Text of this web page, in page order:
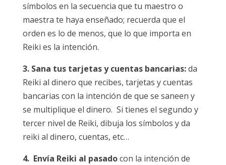
símbolos en la secuencia que tu maestro o
maestra te haya enseñado; recuerda que el
orden es lo de menos, que lo que importa en
Reiki es la intención.
3. Sana tus tarjetas y cuentas bancarias:da
Reiki al dinero que recibes, tarjetas y cuentas
bancarias con la intención de que se saneen y
se multiplique el dinero. Si tienes el segundo y
tercer nivel de Reiki, dibuja los símbolos y da
reiki al dinero, cuentas, etc…
4. Envía Reiki al pasadocon la intención de